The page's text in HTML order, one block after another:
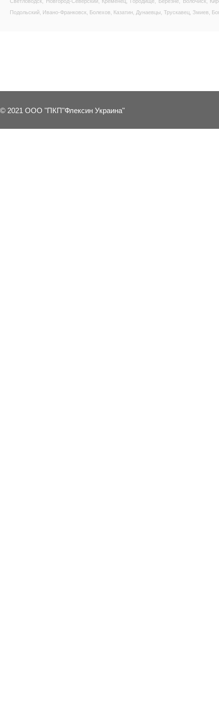
Подольский, Ивано-Франковск, Болехов, Казатин, Дунаевцы, Трускавец, Змиев,
© 2021 ООО "ПКП"Флексин Украина"